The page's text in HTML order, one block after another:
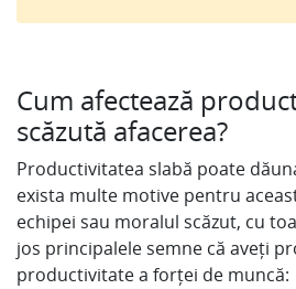
Cum afectează
scăzută afacerea?
Productivitatea slabă poate
exista multe motive pentru
echipei sau moralul scăzut, cu
jos principalele semne că aveți
productivitate a forței de muncă: